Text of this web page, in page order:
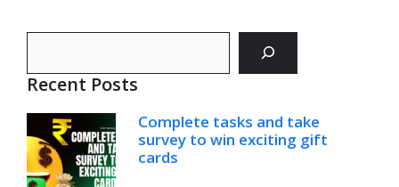
Recent Posts
Complete tasks and take
survey to win exciting gift
cards